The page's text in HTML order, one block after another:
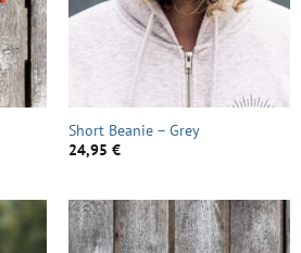
Short Beanie – Grey
24,95 €